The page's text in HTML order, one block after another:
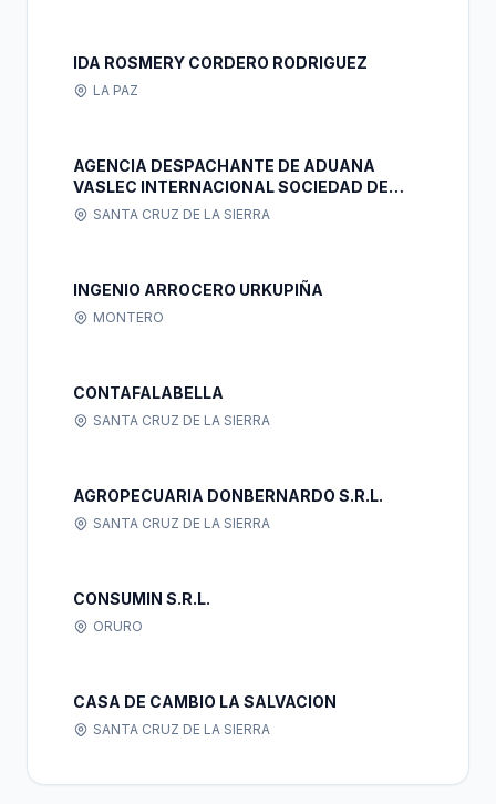
IDA ROSMERY CORDERO RODRIGUEZ
LA PAZ
AGENCIA DESPACHANTE DE ADUANA
VASLEC INTERNACIONAL SOCIEDAD DE
RESPONSABILIDAD LIMITADA
SANTA CRUZ DE LA SIERRA
INGENIO ARROCERO URKUPIÑA
MONTERO
CONTAFALABELLA
SANTA CRUZ DE LA SIERRA
AGROPECUARIA DONBERNARDO S.R.L.
SANTA CRUZ DE LA SIERRA
CONSUMIN S.R.L.
ORURO
CASA DE CAMBIO LA SALVACION
SANTA CRUZ DE LA SIERRA